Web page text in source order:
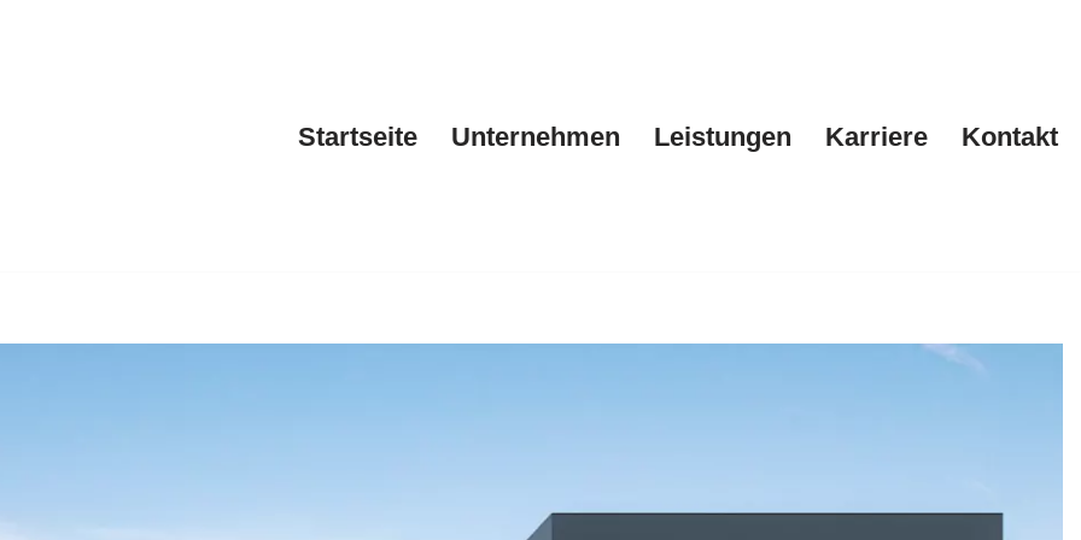
Startseite Unternehmen Leistungen Karriere Kontakt